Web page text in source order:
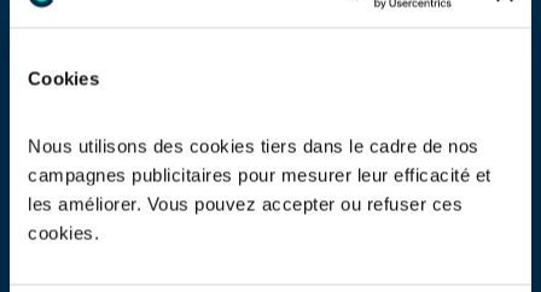
Cookies
Nous utilisons des cookies tiers dans le cadre de nos
campagnes publicitaires pour mesurer leur efficacité et
les améliorer. Vous pouvez accepter ou refuser ces
cookies.
électriques et électroniques.
marche ou réparable
les déposer en déchetterie
les faire
reprendre au moment de la livraison
d’un appareil
lesapporter en magasin